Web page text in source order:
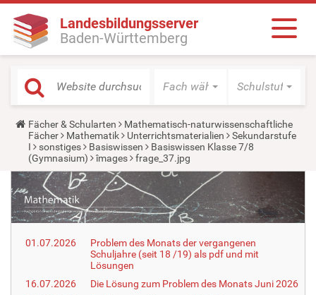
Landesbildungsserver
Baden-Württemberg
Fach wählen Schulstufe
Y
o
u
a
r
e
h
e
r
e
Fächer & Schularten
Mathematisch-naturwissenschaftliche
Fächer
Mathematik Unterrichtsmaterialien
Sekundarstufe
I
sonstiges Basiswissen
Basiswissen Klasse 7/8
(Gymnasium)
îmages frage_37.jpg
01.07.2026
Problem des Monats der vergangenen
Schuljahre (seit 18 /19) als pdf und mit
Lösungen
16.07.2026
Die Lösung zum Problem des Monats Juni 2026